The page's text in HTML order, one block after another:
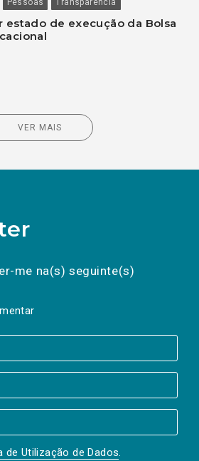
estado de execução da Bolsa
VER MAIS
me na(s) seguinte(s)
de Utilização de Dados.